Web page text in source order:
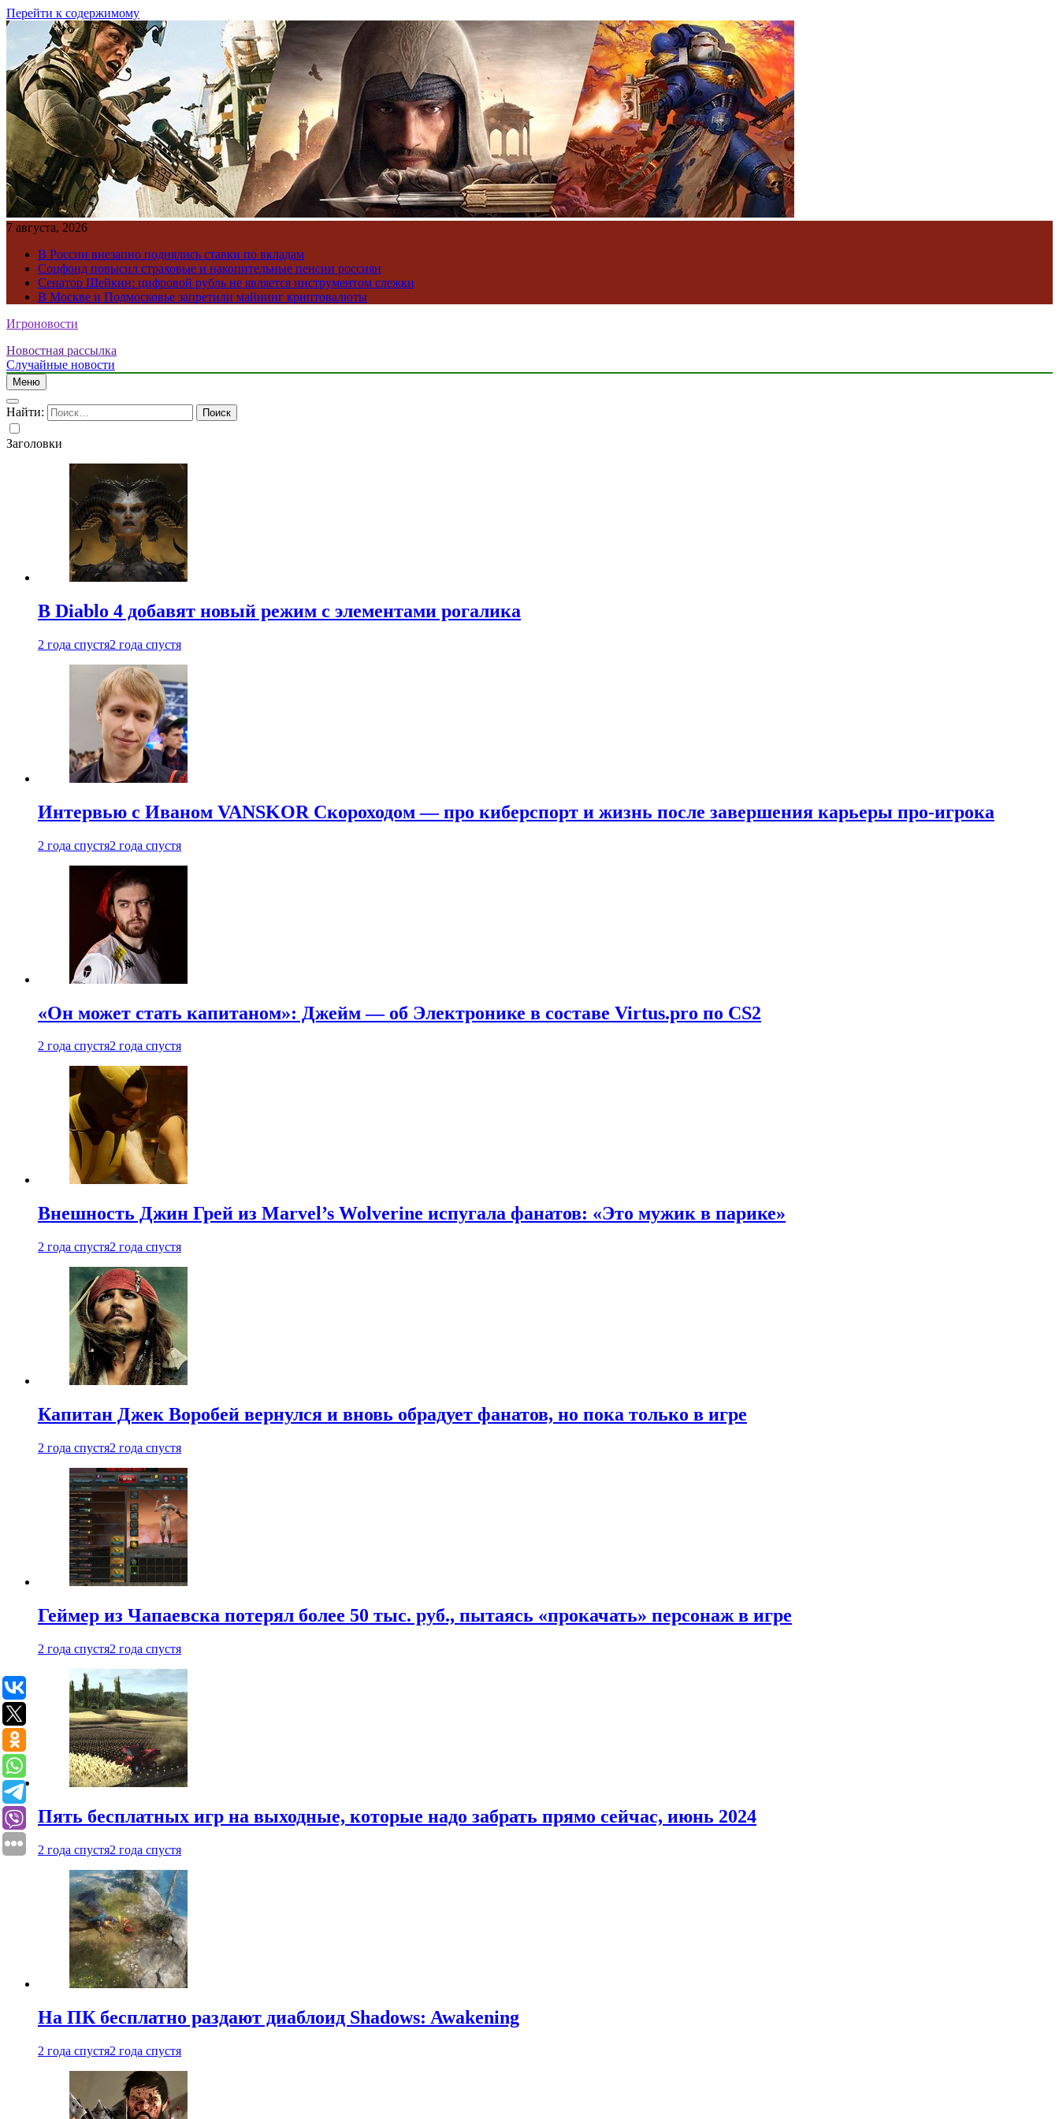
Перейти к содержимому
7 августа, 2026
В России внезапно поднялись ставки по вкладам
Соцфонд повысил страховые и накопительные пенсии россиян
Сенатор Шейкин: цифровой рубль не является инструментом слежки
В Москве и Подмосковье запретили майнинг криптовалюты
Игроновости
Новостная рассылка
Случайные новости
Меню
Найти:
Заголовки
В Diablo 4 добавят новый режим с элементами рогалика
2 года спустя2 года спустя
Интервью с Иваном VANSKOR Скороходом — про киберспорт и жизнь после завершения карьеры про-игрока
2 года спустя2 года спустя
«Он может стать капитаном»: Джейм — об Электронике в составе Virtus.pro по CS2
2 года спустя2 года спустя
Внешность Джин Грей из Marvel’s Wolverine испугала фанатов: «Это мужик в парике»
2 года спустя2 года спустя
Капитан Джек Воробей вернулся и вновь обрадует фанатов, но пока только в игре
2 года спустя2 года спустя
Геймер из Чапаевска потерял более 50 тыс. руб., пытаясь «прокачать» персонаж в игре
2 года спустя2 года спустя
Пять бесплатных игр на выходные, которые надо забрать прямо сейчас, июнь 2024
2 года спустя2 года спустя
На ПК бесплатно раздают диаблоид Shadows: Awakening
2 года спустя2 года спустя